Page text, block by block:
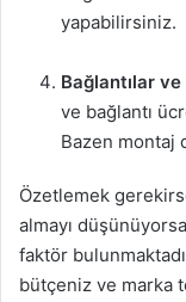
yapabilirsiniz.
Bağlantılar
ve bağlantı
Bazen montaj
Özetlemek
almayı
faktör
bütçeniz ve marka